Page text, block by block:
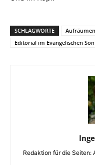
SCHLAGWORTE
Editorial im Evangelischen
Redaktion für die Seiten: